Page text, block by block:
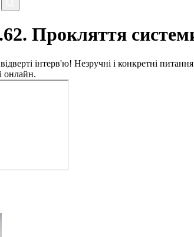
Прокляття
відверті інтерв'ю! Незручні і конкретні
онлайн.